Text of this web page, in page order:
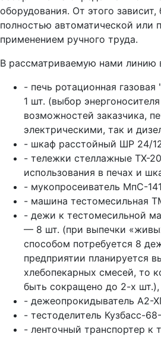
оборудования. От этого зависит,
полностью автоматической или
применением ручного труда.
В рассматриваемую нами линию
- печь ротационная
1 шт. (выбор
возможностей заказчика,
электрическими, так и
- шкаф расстойный ШР 24/
- тележки стеллажные ТХ-
использования в печах и
- мукопросеиватель МпС-
- машина тестомесильная
- дежи к тестомесильной
— 8 шт. (при выпечки
способом потребуется 8
предприятии планируется
хлебопекарных смесей, то
быть сокращено до 2-х шт.),
- дежеопрокидыватель А2-
- тестоделитель Кузбасс-
- ленточный транспортер к